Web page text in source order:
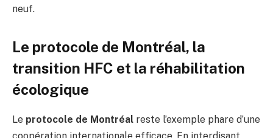
neuf.
Le protocole de Montréal, la
transition HFC et la réhabilitation
écologique
Le protocole de Montréal reste l’exemple phare d’une